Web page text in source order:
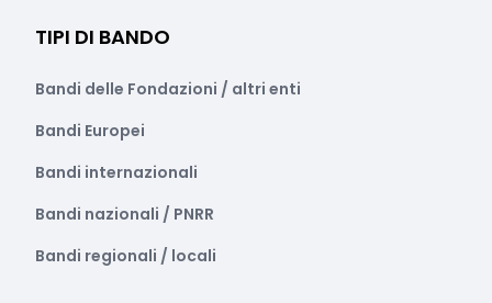
TIPI DI BANDO
Bandi delle Fondazioni / altri enti
Bandi Europei
Bandi internazionali
Bandi nazionali / PNRR
Bandi regionali / locali